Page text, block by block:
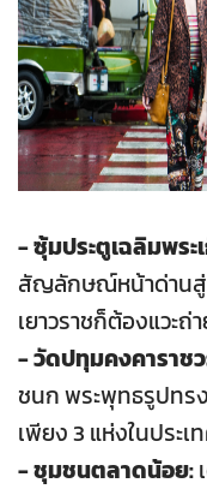
- ซุ้มประตูเฉลิมพระ
สัญลักษณ์หน้าด่านสู่
เยาวราชก็ต้องแวะถ่
- วัดปทุมคงคาราช
ชนก พระพุทธรูปทร
เพียง 3 แห่งในประเ
- ชุมชนตลาดน้อย: